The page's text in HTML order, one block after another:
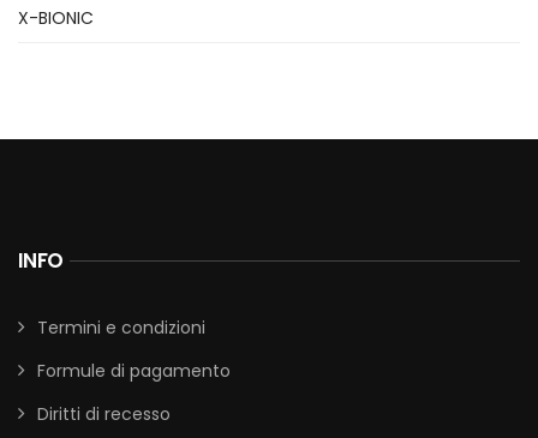
X-BIONIC
INFO
Termini e condizioni
Formule di pagamento
Diritti di recesso